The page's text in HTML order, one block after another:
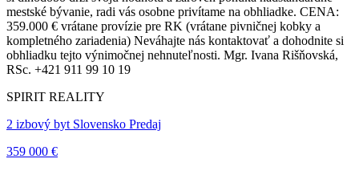
mestské bývanie, radi vás osobne privítame na obhliadke. CENA:
359.000 € vrátane provízie pre RK (vrátane pivničnej kobky a
kompletného zariadenia) Neváhajte nás kontaktovať a dohodnite si
obhliadku tejto výnimočnej nehnuteľnosti. Mgr. Ivana Rišňovská,
RSc. +421 911 99 10 19
SPIRIT REALITY
2 izbový byt Slovensko Predaj
359 000 €